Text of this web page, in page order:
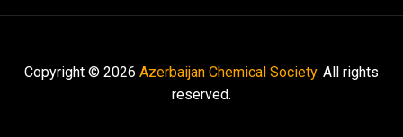
Copyright © 2026 Azerbaijan Chemical Society. All rights
reserved.